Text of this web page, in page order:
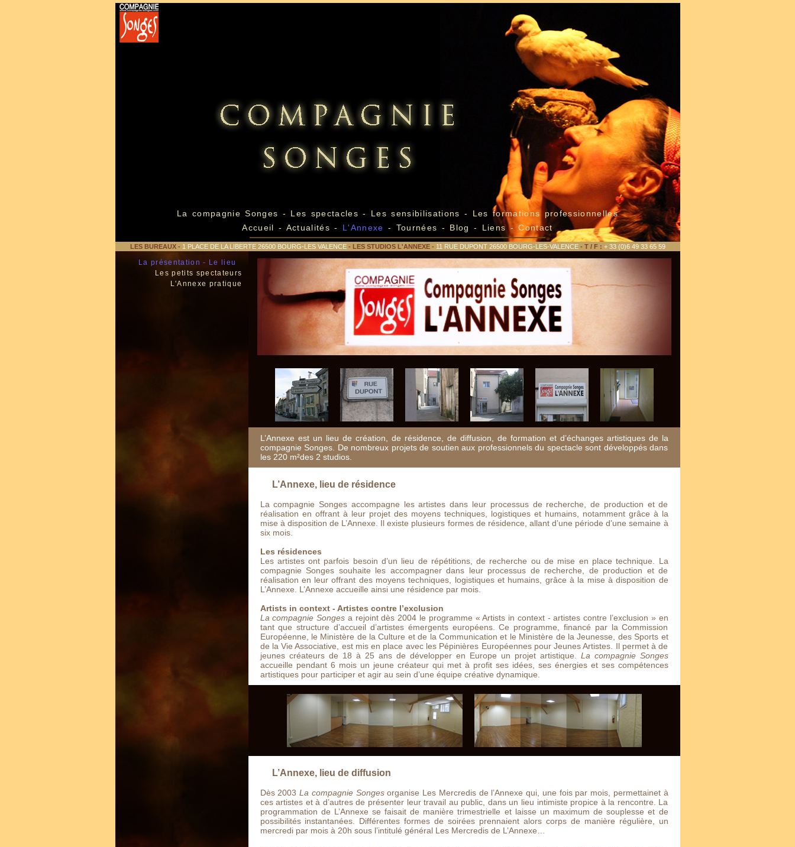
La compagnie Songes - Les spectacles- Les sensibilisations- Les formations professionnelles
Accueil - Actualités - L'Annexe - Tournées - Blog - Liens -Contact
LES BUREAUX- 1 PLACE DE LA LIBERTE 26500 BOURG-LES VALENCE- LES STUDIOS L'ANNEXE - 11 RUE DUPONT 26500 BOURG-LES-VALENCE - T / F : + 33 (0)6 49 33 65 59
La présentation - Le lieu
Les petits spectateurs
L'Annexe pratique
L’Annexe est un lieu de création, de résidence, de diffusion, de formation et d’échanges artistiques de la
compagnie Songes. De nombreux projets de soutien aux professionnels du spectacle sont développés dans
les 220 m²des 2 studios.
L’Annexe, lieu de résidence
La compagnie Songes accompagne les artistes dans leur processus de recherche, de production et de
réalisation en offrant à leur projet des moyens techniques, logistiques et humains, notamment grâce à la
mise à disposition de L’Annexe. Il existe plusieurs formes de résidence, allant d’une période d’une semaine à
six mois.
Les résidences
Les artistes ont parfois besoin d’un lieu de répétitions, de recherche ou de mise en place technique. La
compagnie Songes souhaite les accompagner dans leur processus de recherche, de production et de
réalisation en leur offrant des moyens techniques, logistiques et humains, grâce à la mise à disposition de
L’Annexe. L’Annexe accueille ainsi une résidence par mois.
Artists in context - Artistes contre l’exclusion
La compagnie Songes a rejoint dès 2004 le programme « Artists in context - artistes contre l’exclusion » en
tant que structure d’accueil d’artistes émergents européens. Ce programme, financé par la Commission
Européenne, le Ministère de la Culture et de la Communication et le Ministère de la Jeunesse, des Sports et
de la Vie Associative, est mis en place avec les Pépinières Européennes pour Jeunes Artistes. Il permet à de
jeunes créateurs de 18 à 25 ans de développer en Europe un projet artistique. La compagnie Songes
accueille pendant 6 mois un jeune créateur qui met à profit ses idées, ses énergies et ses compétences
artistiques pour participer et agir au sein d’une équipe créative dynamique.
L’Annexe, lieu de diffusion
Dès 2003 La compagnie Songesorganise Les Mercredis de l’Annexe qui, une fois par mois, permettainet à
ces artistes et à d’autres de présenter leur travail au public, dans un lieu intimiste propice à la rencontre. La
programmation de L’Annexe se faisait de manière trimestrielle et laisse un maximum de souplesse et de
possibilités instantanées. Différentes formes de soirées prennaient alors corps de manière régulière, un
mercredi par mois à 20h sous l’intitulé général Les Mercredis de L’Annexe…